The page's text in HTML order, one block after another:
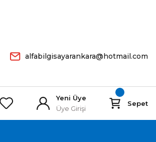
alfabilgisayarankara@hotmail.com
Yeni Üye
Üye Girişi
Sepet